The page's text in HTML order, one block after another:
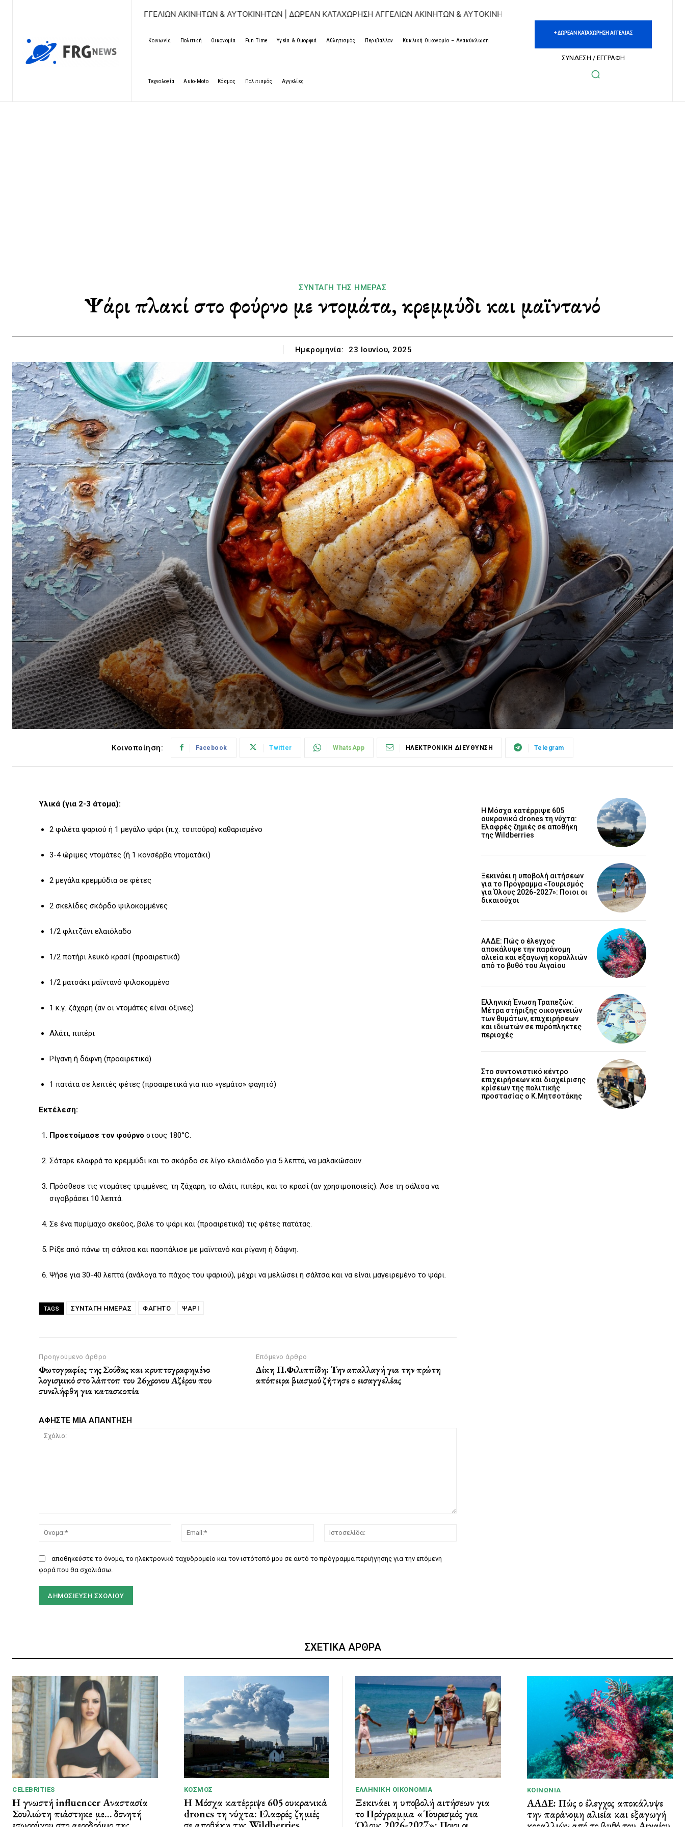
ΔΩΡΕΑΝ ΚΑΤΑΧΩΡΗΣΗ ΑΓΓΕΛΙΩΝ ΑΚΙΝΗΤΩΝ & ΑΥΤΟΚΙΝΗΤΩΝ | ΔΩΡΕΑΝ ΚΑΤΑΧΩΡΗΣΗ ΑΓΓΕΛΙΩΝ ΑΚΙΝΗΤΩΝ & ΑΥΤΟΚΙΝΗΤΩΝ | ΔΩΡΕΑΝ ΚΑΤΑΧΩΡΗΣΗ ΑΓΓΕΛΙΩΝ ΑΚΙΝΗΤΩΝ &
Κοινωνία Πολιτική Οικονομία Fun Time Υγεία & Ομορφιά Αθλητισμός Περιβάλλον Κυκλική Οικονομία – Ανακύκλωση
Τεχνολογία Auto-Moto Κόσμος Πολιτισμός Αγγελίες
+ ΔΩΡΕΑΝ ΚΑΤΑΧΩΡΗΣΗ ΑΓΓΕΛΙΑΣ
ΣΥΝΔΕΣΗ / ΕΓΓΡΑΦΗ
ΣΥΝΤΑΓΉ ΤΗΣ ΗΜΈΡΑΣ
Ψάρι πλακί στο φούρνο με ντομάτα, κρεμμύδι και μαϊντανό
Ημερομηνία: 23 Ιουνίου, 2025
Κοινοποίηση: Facebook Twitter WhatsApp ΗΛΕΚΤΡΟΝΙΚΗ ΔΙΕΥΘΥΝΣΗ Telegram
Υλικά (για 2-3 άτομα):
2 φιλέτα ψαριού ή 1 μεγάλο ψάρι (π.χ. τσιπούρα) καθαρισμένο
3-4 ώριμες ντομάτες (ή 1 κονσέρβα ντοματάκι)
2 μεγάλα κρεμμύδια σε φέτες
2 σκελίδες σκόρδο ψιλοκομμένες
1/2 φλιτζάνι ελαιόλαδο
1/2 ποτήρι λευκό κρασί (προαιρετικά)
1/2 ματσάκι μαϊντανό ψιλοκομμένο
1 κ.γ. ζάχαρη (αν οι ντομάτες είναι όξινες)
Αλάτι, πιπέρι
Ρίγανη ή δάφνη (προαιρετικά)
1 πατάτα σε λεπτές φέτες (προαιρετικά για πιο «γεμάτο» φαγητό)
Εκτέλεση:
Προετοίμασε τον φούρνο στους 180°C.
Σόταρε ελαφρά το κρεμμύδι και το σκόρδο σε λίγο ελαιόλαδο για 5 λεπτά, να μαλακώσουν.
Πρόσθεσε τις ντομάτες τριμμένες, τη ζάχαρη, το αλάτι, πιπέρι, και το κρασί (αν χρησιμοποιείς). Άσε τη σάλτσα να
σιγοβράσει 10 λεπτά.
Σε ένα πυρίμαχο σκεύος, βάλε το ψάρι και (προαιρετικά) τις φέτες πατάτας.
Ρίξε από πάνω τη σάλτσα και πασπάλισε με μαϊντανό και ρίγανη ή δάφνη.
Ψήσε για 30-40 λεπτά (ανάλογα το πάχος του ψαριού), μέχρι να μελώσει η σάλτσα και να είναι μαγειρεμένο το ψάρι.
TAGS ΣΥΝΤΑΓΗ ΗΜΕΡΑΣ ΦΑΓΗΤΌ ΨΆΡΙ
Προηγούμενο άρθρο
Φωτογραφίες της Σούδας και κρυπτογραφημένο
λογισμικό στο λάπτοπ του 26χρονου Αζέρου που
συνελήφθη για κατασκοπία
Επόμενο άρθρο
Δίκη Π.Φιλιππίδη: Την απαλλαγή για την πρώτη
απόπειρα βιασμού ζήτησε ο εισαγγελέας
ΑΦΗΣΤΕ ΜΙΑ ΑΠΑΝΤΗΣΗ
Όνομα:*
Email:*
αποθηκεύστε το όνομα, το ηλεκτρονικό ταχυδρομείο και τον ιστότοπό μου σε αυτό το πρόγραμμα περιήγησης για την επόμενη
φορά που θα σχολιάσω.
Η Μόσχα κατέρριψε 605
ουκρανικά drones τη νύχτα:
Ελαφρές ζημιές σε αποθήκη
της Wildberries
Ξεκινάει η υποβολή αιτήσεων
για το Πρόγραμμα «Τουρισμός
για Όλους 2026-2027»: Ποιοι οι
δικαιούχοι
ΑΑΔΕ: Πώς ο έλεγχος
αποκάλυψε την παράνομη
αλιεία και εξαγωγή κοραλλιών
από το βυθό του Αιγαίου
Ελληνική Ένωση Τραπεζών:
Μέτρα στήριξης οικογενειών
των θυμάτων, επιχειρήσεων
και ιδιωτών σε πυρόπληκτες
περιοχές
Στο συντονιστικό κέντρο
επιχειρήσεων και διαχείρισης
κρίσεων της πολιτικής
προστασίας ο Κ.Μητσοτάκης
ΣΧΕΤΙΚΑ ΑΡΘΡΑ
CELEBRITIES
Η γνωστή influencer Αναστασία
Σουλιώτη πιάστηκε με… δονητή
ΚΌΣΜΟΣ
Η Μόσχα κατέρριψε 605 ουκρανικά
drones τη νύχτα: Ελαφρές ζημιές
ΕΛΛΗΝΙΚΉ ΟΙΚΟΝΟΜΊΑ
Ξεκινάει η υποβολή αιτήσεων για
το Πρόγραμμα «Τουρισμός για
ΚΟΙΝΩΝΊΑ
ΑΑΔΕ: Πώς ο έλεγχος αποκάλυψε
την παράνομη αλιεία και εξαγωγή